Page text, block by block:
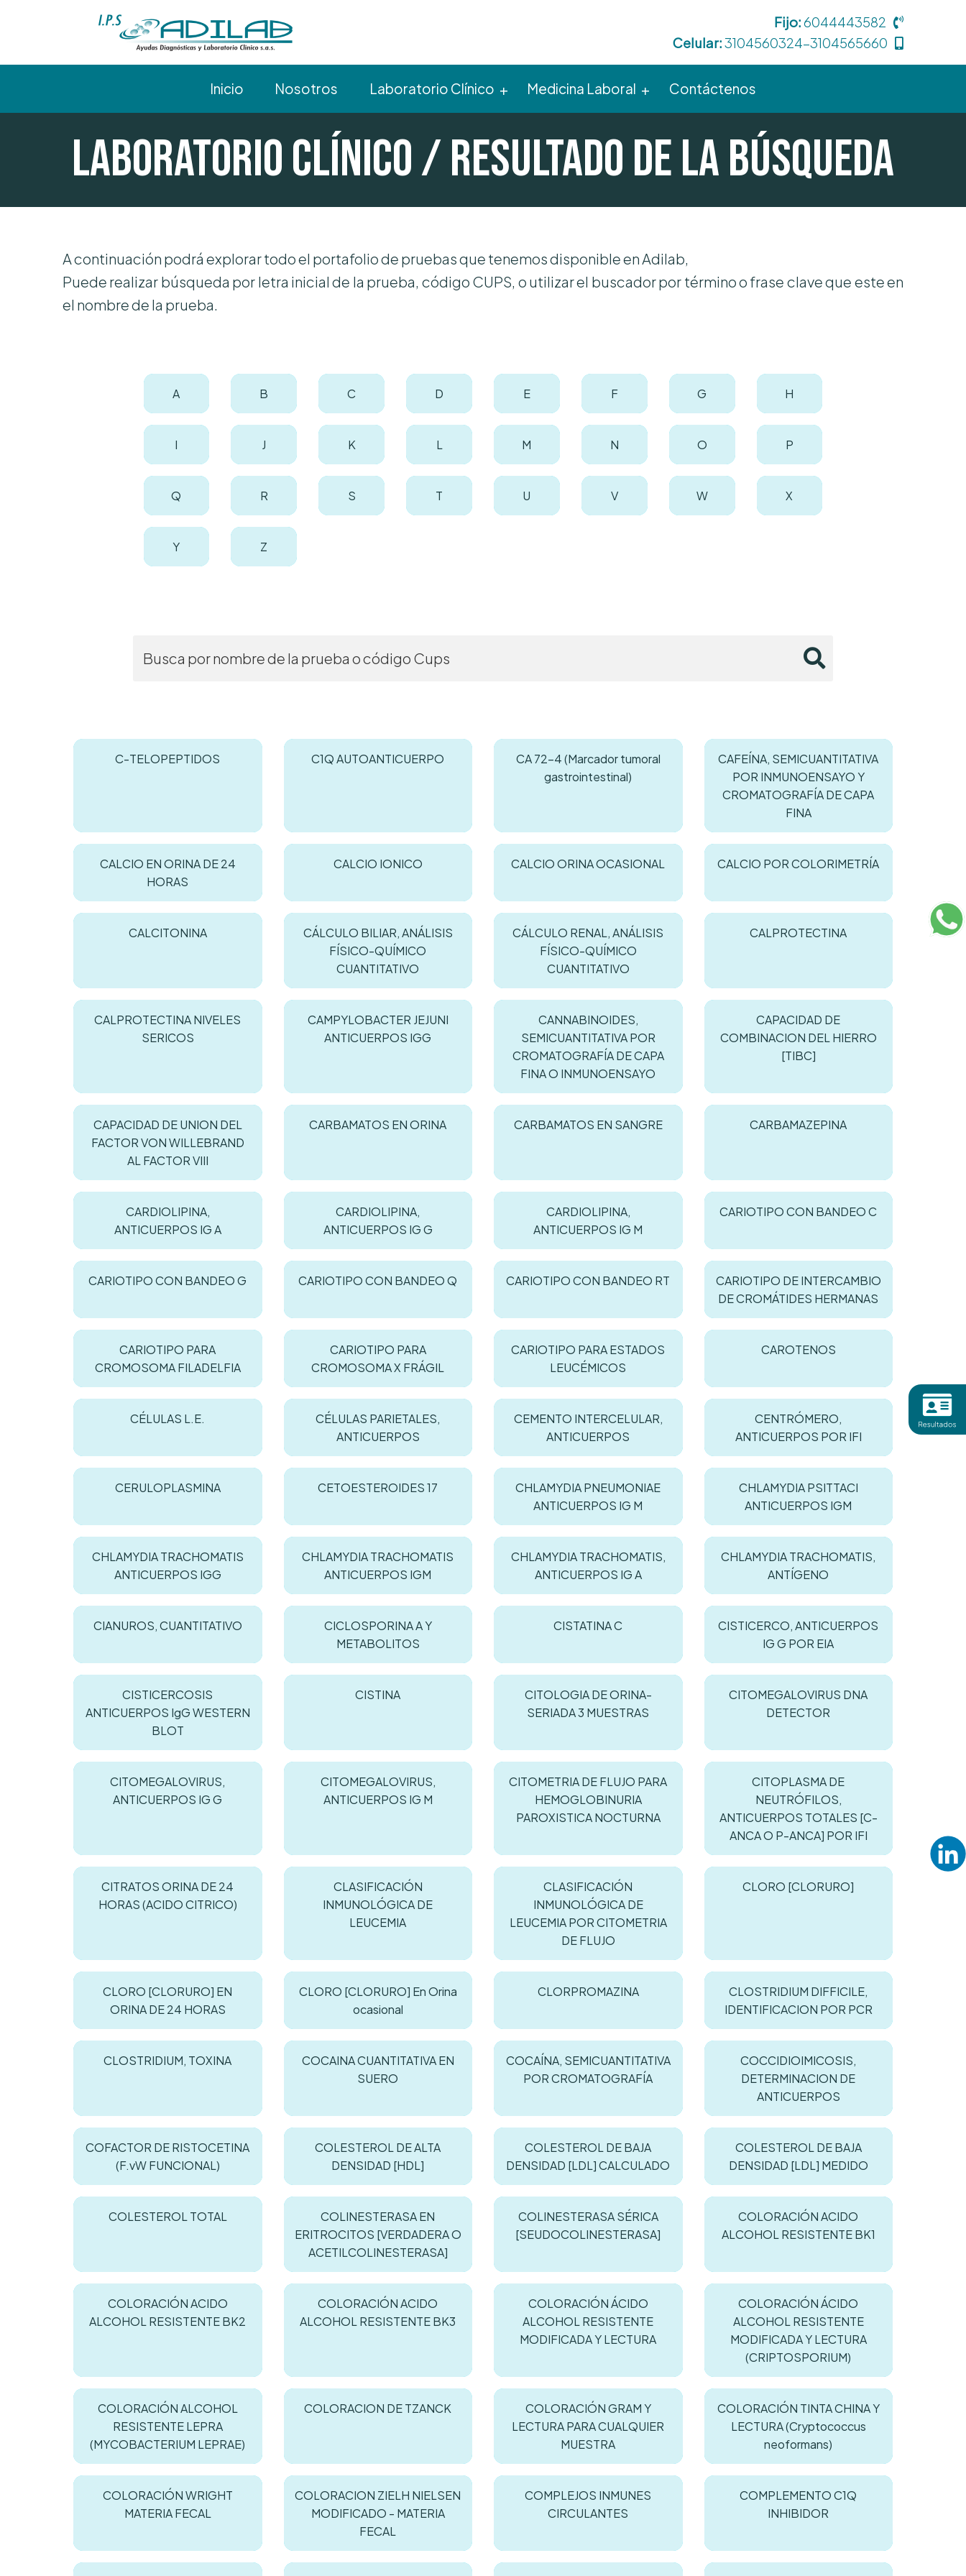
Fijo:6044443582
Celular:3104560324-3104565660
Inicio Nosotros Laboratorio Clínico Medicina Laboral Contáctenos
Laboratorio Clínico / Resultado de la búsqueda
A continuación podrá explorar todo el portafolio de pruebas que tenemos disponible en Adilab,
Puede realizar búsqueda por letra inicial de la prueba, código CUPS, o utilizar el buscador por término o frase clave que este en
el nombre de la prueba.
A B C D E F G H
I J K L M N O P
Q R S T U V W X
Y Z
C-TELOPEPTIDOS C1Q AUTOANTICUERPO
CA 72-4 (Marcador tumoral
gastrointestinal)
CAFEÍNA, SEMICUANTITATIVA
POR INMUNOENSAYO Y
CROMATOGRAFÍA DE CAPA
FINA
CALCIO EN ORINA DE 24
HORAS
CALCIO IONICO CALCIO ORINA OCASIONAL CALCIO POR COLORIMETRÍA
CALCITONINA
CÁLCULO BILIAR, ANÁLISIS
FÍSICO-QUÍMICO
CUANTITATIVO
CÁLCULO RENAL, ANÁLISIS
FÍSICO-QUÍMICO
CUANTITATIVO
CALPROTECTINA
CALPROTECTINA NIVELES
SERICOS
CAMPYLOBACTER JEJUNI
ANTICUERPOS IGG
CANNABINOIDES,
SEMICUANTITATIVA POR
CROMATOGRAFÍA DE CAPA
FINA O INMUNOENSAYO
CAPACIDAD DE
COMBINACION DEL HIERRO
[TIBC]
CAPACIDAD DE UNION DEL
FACTOR VON WILLEBRAND
AL FACTOR VIII
CARBAMATOS EN ORINA CARBAMATOS EN SANGRE CARBAMAZEPINA
CARDIOLIPINA,
ANTICUERPOS IG A
CARDIOLIPINA,
ANTICUERPOS IG G
CARDIOLIPINA,
ANTICUERPOS IG M
CARIOTIPO CON BANDEO C
CARIOTIPO CON BANDEO G CARIOTIPO CON BANDEO Q CARIOTIPO CON BANDEO RT
CARIOTIPO DE INTERCAMBIO
DE CROMÁTIDES HERMANAS
CARIOTIPO PARA
CROMOSOMA FILADELFIA
CARIOTIPO PARA
CROMOSOMA X FRÁGIL
CARIOTIPO PARA ESTADOS
LEUCÉMICOS
CAROTENOS
CÉLULAS L.E.
CÉLULAS PARIETALES,
ANTICUERPOS
CEMENTO INTERCELULAR,
ANTICUERPOS
CENTRÓMERO,
ANTICUERPOS POR IFI
CERULOPLASMINA CETOESTEROIDES 17
CHLAMYDIA PNEUMONIAE
ANTICUERPOS IG M
CHLAMYDIA PSITTACI
ANTICUERPOS IGM
CHLAMYDIA TRACHOMATIS
ANTICUERPOS IGG
CHLAMYDIA TRACHOMATIS
ANTICUERPOS IGM
CHLAMYDIA TRACHOMATIS,
ANTICUERPOS IG A
CHLAMYDIA TRACHOMATIS,
ANTÍGENO
CIANUROS, CUANTITATIVO
CICLOSPORINA A Y
METABOLITOS
CISTATINA C
CISTICERCO, ANTICUERPOS
IG G POR EIA
CISTICERCOSIS
ANTICUERPOS IgG WESTERN
BLOT
CISTINA
CITOLOGIA DE ORINA-
SERIADA 3 MUESTRAS
CITOMEGALOVIRUS DNA
DETECTOR
CITOMEGALOVIRUS,
ANTICUERPOS IG G
CITOMEGALOVIRUS,
ANTICUERPOS IG M
CITOMETRIA DE FLUJO PARA
HEMOGLOBINURIA
PAROXISTICA NOCTURNA
CITOPLASMA DE
NEUTRÓFILOS,
ANTICUERPOS TOTALES [C-
ANCA O P-ANCA] POR IFI
CITRATOS ORINA DE 24
HORAS (ACIDO CITRICO)
CLASIFICACIÓN
INMUNOLÓGICA DE
LEUCEMIA
CLASIFICACIÓN
INMUNOLÓGICA DE
LEUCEMIA POR CITOMETRIA
DE FLUJO
CLORO [CLORURO]
CLORO [CLORURO] EN
ORINA DE 24 HORAS
CLORO [CLORURO] En Orina
ocasional
CLORPROMAZINA
CLOSTRIDIUM DIFFICILE,
IDENTIFICACION POR PCR
CLOSTRIDIUM, TOXINA
COCAINA CUANTITATIVA EN
SUERO
COCAÍNA, SEMICUANTITATIVA
POR CROMATOGRAFÍA
COCCIDIOIMICOSIS,
DETERMINACION DE
ANTICUERPOS
COFACTOR DE RISTOCETINA
(F.vW FUNCIONAL)
COLESTEROL DE ALTA
DENSIDAD [HDL]
COLESTEROL DE BAJA
DENSIDAD [LDL] CALCULADO
COLESTEROL DE BAJA
DENSIDAD [LDL] MEDIDO
COLESTEROL TOTAL
COLINESTERASA EN
ERITROCITOS [VERDADERA O
ACETILCOLINESTERASA]
COLINESTERASA SÉRICA
[SEUDOCOLINESTERASA]
COLORACIÓN ACIDO
ALCOHOL RESISTENTE BK1
COLORACIÓN ACIDO
ALCOHOL RESISTENTE BK2
COLORACIÓN ACIDO
ALCOHOL RESISTENTE BK3
COLORACIÓN ÁCIDO
ALCOHOL RESISTENTE
MODIFICADA Y LECTURA
COLORACIÓN ÁCIDO
ALCOHOL RESISTENTE
MODIFICADA Y LECTURA
(CRIPTOSPORIUM)
COLORACIÓN ALCOHOL
RESISTENTE LEPRA
(MYCOBACTERIUM LEPRAE)
COLORACION DE TZANCK
COLORACIÓN GRAM Y
LECTURA PARA CUALQUIER
MUESTRA
COLORACIÓN TINTA CHINA Y
LECTURA (Cryptococcus
neoformans)
COLORACIÓN WRIGHT
MATERIA FECAL
COLORACION ZIELH NIELSEN
MODIFICADO - MATERIA
FECAL
COMPLEJOS INMUNES
CIRCULANTES
COMPLEMENTO C1Q
INHIBIDOR